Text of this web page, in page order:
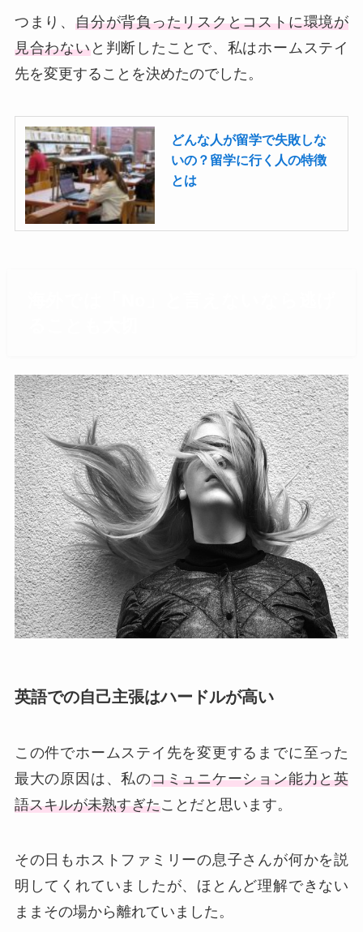
つまり、 自分が背負ったリスクとコストに環境が
見合わないと判断したことで、私はホームステイ
先を変更することを決めたのでした。
どんな人が留学で失敗しな
いの？留学に行く人の特徴
とは
英語での自己主張はハードルが高い
この件でホームステイ先を変更するまでに至った
最大の原因は、私のコミュニケーション能力と英
語スキルが未熟すぎたことだと思います。
その日もホストファミリーの息子さんが何かを説
明してくれていましたが、ほとんど理解できない
ままその場から離れていました。